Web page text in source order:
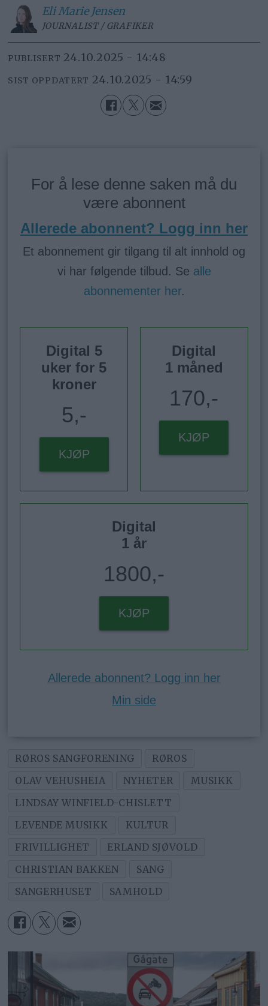
Eli Marie Jensen
JOURNALIST / GRAFIKER
PUBLISERT 24.10.2025 - 14:48
SIST OPPDATERT 24.10.2025 - 14:59
For å lese denne saken må du
være abonnent
Allerede abonnent? Logg inn her
Et abonnement gir tilgang til alt innhold og
vi har følgende tilbud. Se alle
abonnementer her.
Digital 5
uker for 5
kroner
5,-
KJØP
Digital
1 måned
170,-
KJØP
Digital
1 år
1800,-
KJØP
Allerede abonnent? Logg inn her
Min side
RØROS SANGFORENING
RØROS
OLAV VEHUSHEIA
NYHETER
MUSIKK
LINDSAY WINFIELD-CHISLETT
LEVENDE MUSIKK
KULTUR
FRIVILLIGHET
ERLAND SJØVOLD
CHRISTIAN BAKKEN
SANG
SANGERHUSET
SAMHOLD